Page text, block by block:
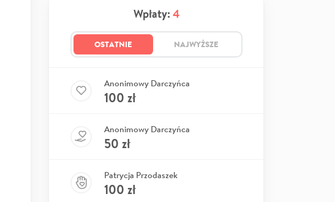
Wpłaty: 4
OSTATNIE NAJWYŻSZE
Anonimowy Darczyńca
100 zł
Anonimowy Darczyńca
50 zł
Patrycja Przodaszek
100 zł